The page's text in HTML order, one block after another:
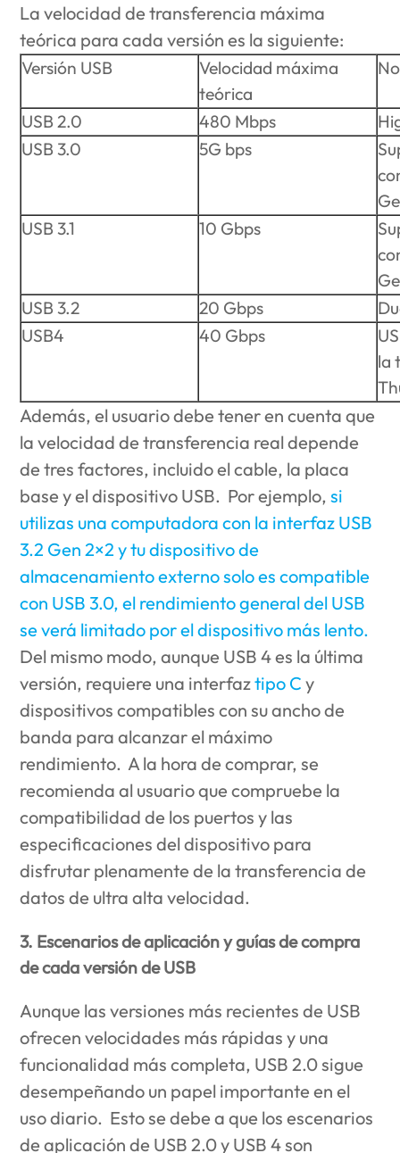
La velocidad de transferencia máxima
teórica para cada versión es la siguiente:
Versión USB
Velocidad máxima
teórica
USB 2.0 480 Mbps
USB 3.0
5G bps
USB 3.1
10 Gbps
USB 3.2
20 Gbps
USB4
40 Gbps
la
Además, el usuario debe tener en cuenta que
la velocidad de transferencia real depende
de tres factores, incluido el cable, la placa
base y el dispositivo USB. Por ejemplo,si
utilizas una computadora con la interfaz USB
3.2 Gen 2×2 y tu dispositivo de
almacenamiento externo solo es compatible
con USB 3.0, el rendimiento general del USB
se verá limitado por el dispositivo más lento.
Del mismo modo, aunque USB 4 es la última
versión, requiere una interfaztipo C y
dispositivos compatibles con su ancho de
banda para alcanzar el máximo
rendimiento. A la hora de comprar, se
recomienda al usuario que compruebe la
compatibilidad de los puertos y las
especificaciones del dispositivo para
disfrutar plenamente de la transferencia de
datos de ultra alta velocidad.
3. Escenarios de aplicación y guías de compra
de cada versión de USB
Aunque las versiones más recientes de USB
ofrecen velocidades más rápidas y una
funcionalidad más completa, USB 2.0 sigue
desempeñando un papel importante en el
uso diario. Esto se debe a que los escenarios
de aplicación de USB 2.0 y USB 4 son